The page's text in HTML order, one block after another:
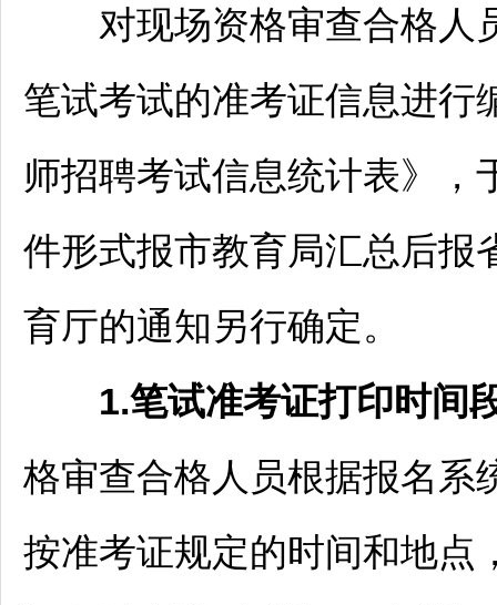
对现场资格审查合格人
笔试考试的准考证信息进行
师招聘考试信息统计表》，
件形式报市教育局汇总后报
育厅的通知另行确定。
1.笔试准考证打印时间
格审查合格人员根据报名系
按准考证规定的时间和地点